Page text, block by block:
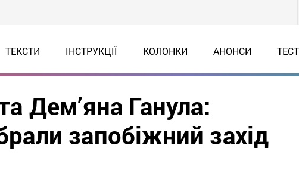
ТЕКСТИ ІНСТРУКЦІЇ КОЛОНКИ АНОНСИ
Дем’яна Ганула:
запобіжний захід